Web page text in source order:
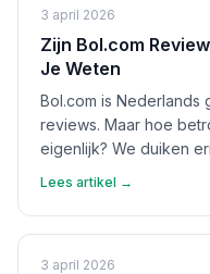
3 april 2026
Zijn Bol.com
Je Weten
Bol.com is Nederlands
reviews. Maar hoe
eigenlijk? We duiken
Lees artikel →
3 april 2026